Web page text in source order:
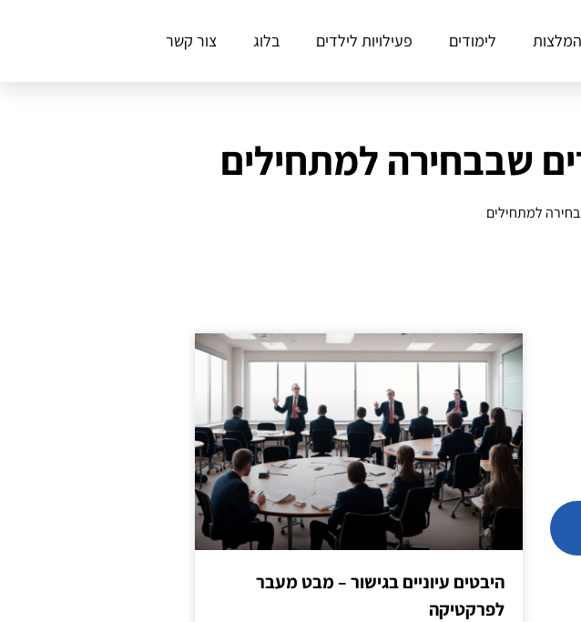
המלצות לימודים פעילויות לילדים בלוג צור קשר
שבבחירה למתחילים
למתחילים
היבטים עיוניים בגישור – מבט מעבר
לפרקטיקה